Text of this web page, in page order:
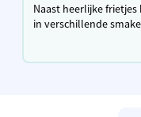
Naast heerlijke
in verschillende smaken,
gesloten, andere